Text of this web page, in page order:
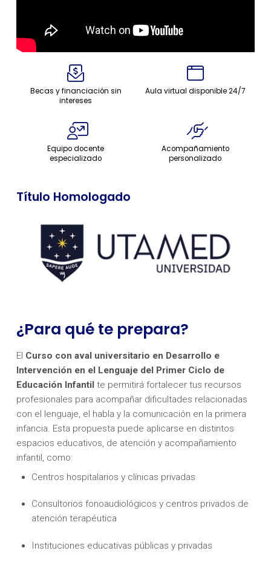
Becas y financiación sin
intereses
Aula virtual disponible 24/7
Equipo docente
especializado
Acompañamiento
personalizado
Título Homologado
¿Para qué te prepara?
El Curso con aval universitario en Desarrollo e
Intervención en el Lenguaje del Primer Ciclo de
Educación Infantil te permitirá fortalecer tus recursos
profesionales para acompañar dificultades relacionadas
con el lenguaje, el habla y la comunicación en la primera
infancia. Esta propuesta puede aplicarse en distintos
espacios educativos, de atención y acompañamiento
infantil, como:
Centros hospitalarios y clínicas privadas
Consultorios fonoaudiológicos y centros privados de
atención terapéutica
Instituciones educativas públicas y privadas